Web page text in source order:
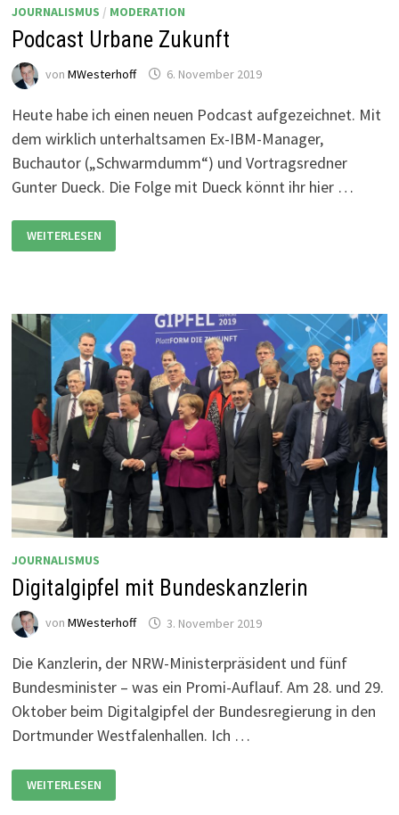
JOURNALISMUS / MODERATION
Podcast Urbane Zukunft
von MWesterhoff 6. November 2019
Heute habe ich einen neuen Podcast aufgezeichnet. Mit
dem wirklich unterhaltsamen Ex-IBM-Manager,
Buchautor („Schwarmdumm“) und Vortragsredner
Gunter Dueck. Die Folge mit Dueck könnt ihr hier …
URBANE
ZUKUNFT
WEITERLESEN
JOURNALISMUS
Digitalgipfel mit Bundeskanzlerin
von MWesterhoff 3. November 2019
Die Kanzlerin, der NRW-Ministerpräsident und fünf
Bundesminister – was ein Promi-Auflauf. Am 28. und 29.
Oktober beim Digitalgipfel der Bundesregierung in den
Dortmunder Westfalenhallen. Ich …
MIT
BUNDESKANZLERIN
WEITERLESEN